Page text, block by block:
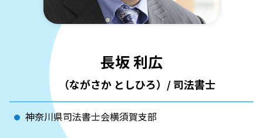
自筆証書遺言 保管制度
信託 個人
葉山町 家族信託
信託 仕組み
葉山町 法人登記
相続人 申告 登記
不動産信託 登記
港南区 法人登記
長坂 利広
（ながさか としひろ）/ 司法書士
神奈川県司法書士会横須賀支部